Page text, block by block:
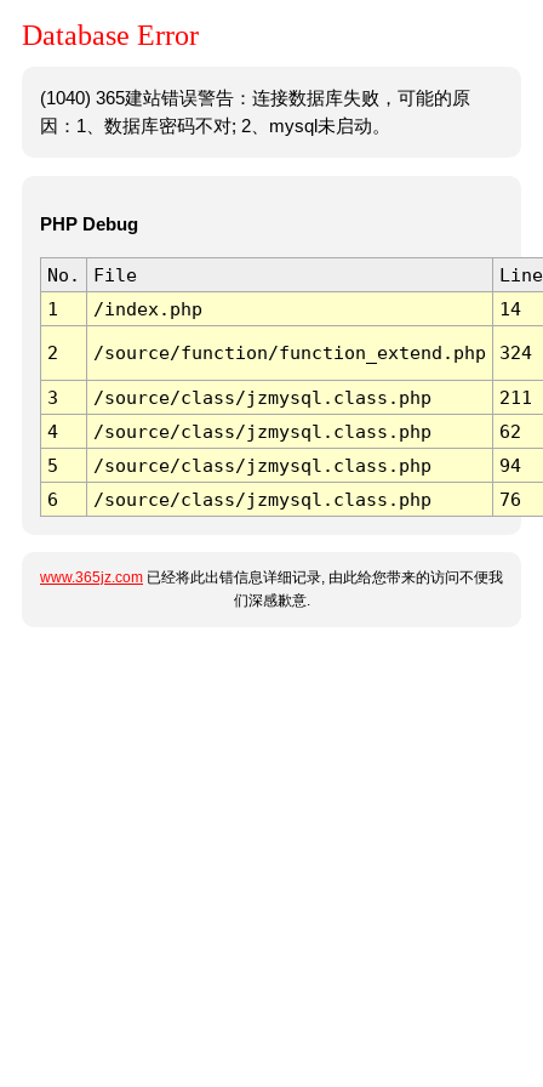
Database Error
(1040) 365建站错误警告：连接数据库失败，可能的原
因：1、数据库密码不对; 2、mysql未启动。
PHP Debug
No. File
Line
1
/index.php 14
2 /source/function/function_extend.php 324
3 /source/class/jzmysql.class.php
211
4
/source/class/jzmysql.class.php
62
5
/source/class/jzmysql.class.php
94
6
/source/class/jzmysql.class.php 76
www.365jz.com 已经将此出错信息详细记录, 由此给您带来的访问不便我
们深感歉意.